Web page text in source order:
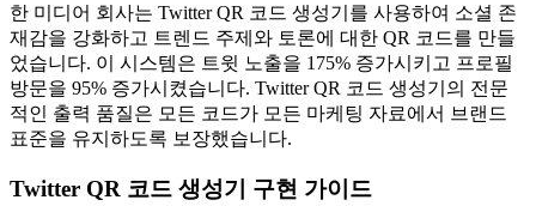
한 미디어 회사는 Twitter QR 코드 생성기를 사용하여 소셜 존
재감을 강화하고 트렌드 주제와 토론에 대한 QR 코드를 만들
었습니다. 이 시스템은 트윗 노출을 175% 증가시키고 프로필
방문을 95% 증가시켰습니다. Twitter QR 코드 생성기의 전문
적인 출력 품질은 모든 코드가 모든 마케팅 자료에서 브랜드
표준을 유지하도록 보장했습니다.
Twitter QR 코드 생성기 구현 가이드